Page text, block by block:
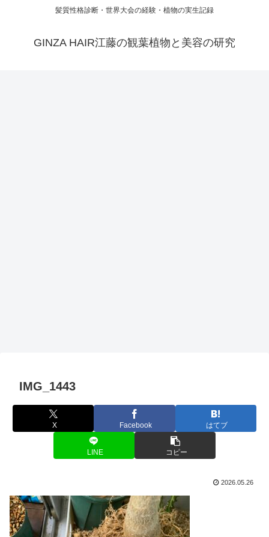
髪質性格診断・世界大会の経験・植物の実生記録
GINZA HAIR江藤の観葉植物と美容の研究
IMG_1443
X Facebook はてブ
LINE コピー
2026.05.26